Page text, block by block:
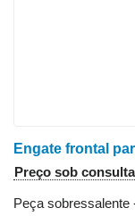
Engate frontal
Preço sob consulta
Peça sobressalente